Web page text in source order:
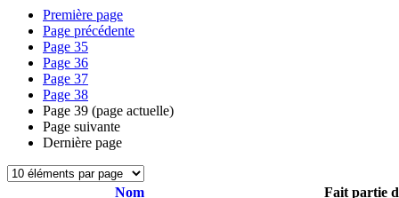
Première page
Page précédente
Page 35
Page 36
Page 37
Page 38
Page 39 (page actuelle)
Page suivante
Dernière page
Nom
Fait partie